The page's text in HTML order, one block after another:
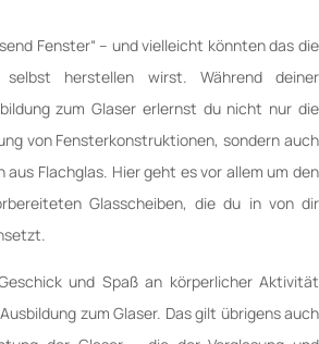
Fenster“ – und vielleicht könnten das die
herstellen wirst. Während deiner
zum Glaser erlernst du nicht nur die
von Fensterkonstruktionen, sondern auch
aus Flachglas. Hier geht es vor allem um den
Glasscheiben, die du in von dir
und Spaß an körperlicher Aktivität
zum Glaser. Das gilt übrigens auch